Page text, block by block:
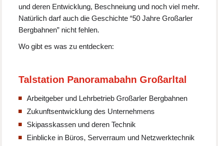
und deren Entwicklung, Beschneiung und noch viel mehr.
Natürlich darf auch die Geschichte “50 Jahre Großarler
Bergbahnen” nicht fehlen.
Wo gibt es was zu entdecken:
Talstation Panoramabahn Großarltal
Arbeitgeber und Lehrbetrieb Großarler Bergbahnen
Zukunftsentwicklung des Unternehmens
Skipasskassen und deren Technik
Einblicke in Büros, Serverraum und Netzwerktechnik